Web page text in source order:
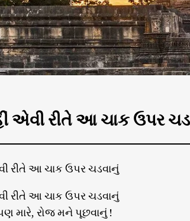
એવી રીતે આ ચાક ઉપર
રીતે આ ચાક ઉપર ચડવાનું
રીતે આ ચાક ઉપર ચડવાનું
મારે, રોજ મને પૂછવાનું !